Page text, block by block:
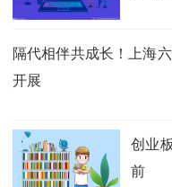
隔代相伴共成长！上海
开展
创业
前